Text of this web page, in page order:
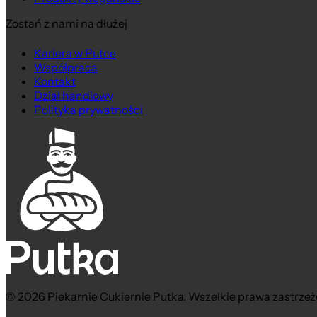
Zostań z nami na dłużej
Kariera w Putce
Współpraca
Kontakt
Dział handlowy
Polityka prywatności
© 2026 Piekarnie Cukiernie Putka. Wszelkie prawa